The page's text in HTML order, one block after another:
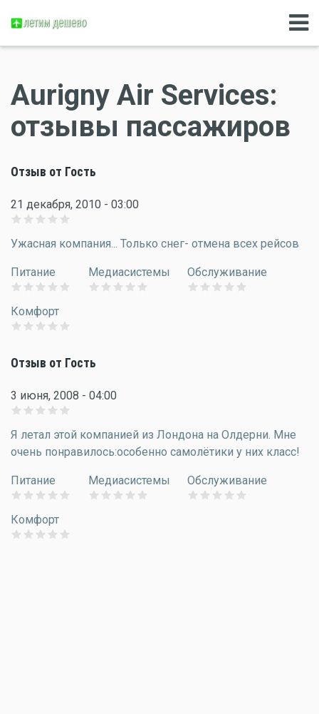
Aurigny Air Services:
отзывы пассажиров
Отзыв от Гость
21 декабря, 2010 - 03:00
Ужасная компания... Только снег- отмена всех рейсов
Питание Медиасистемы Обслуживание
Комфорт
Отзыв от Гость
3 июня, 2008 - 04:00
Я летал этой компанией из Лондона на Олдерни. Мне
очень понравилось:особенно самолётики у них класс!
Питание Медиасистемы Обслуживание
Комфорт